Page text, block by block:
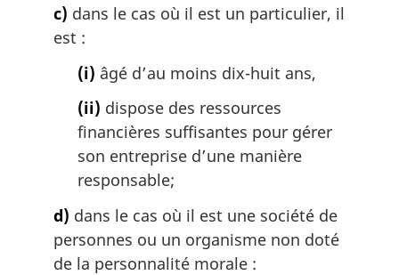
c) dans le cas où il est un particulier, il
est :
(i) âgé d’au moins dix-huit ans,
(ii) dispose des ressources
financières suffisantes pour gérer
son entreprise d’une manière
responsable;
d) dans le cas où il est une société de
personnes ou un organisme non doté
de la personnalité morale :